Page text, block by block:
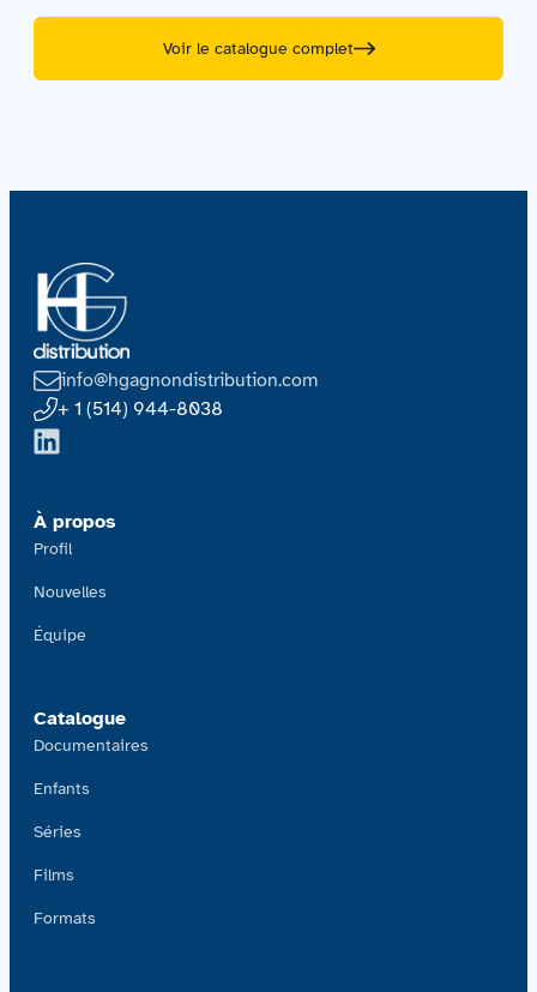
Voir le catalogue complet
info@hgagnondistribution.com
+ 1 (514) 944-8038
À propos
Profil
Nouvelles
Équipe
Catalogue
Documentaires
Enfants
Séries
Films
Formats